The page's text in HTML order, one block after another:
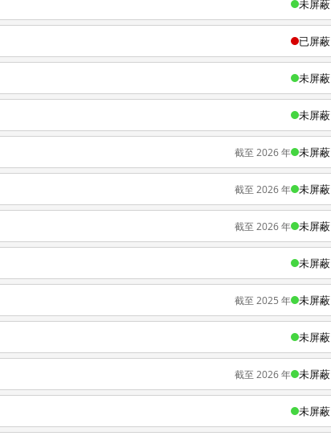
未屏蔽
已屏蔽
未屏蔽
未屏蔽
截至 2026 年 未屏蔽
截至 2026 年 未屏蔽
截至 2026 年 未屏蔽
未屏蔽
截至 2025 年 未屏蔽
未屏蔽
截至 2026 年 未屏蔽
未屏蔽